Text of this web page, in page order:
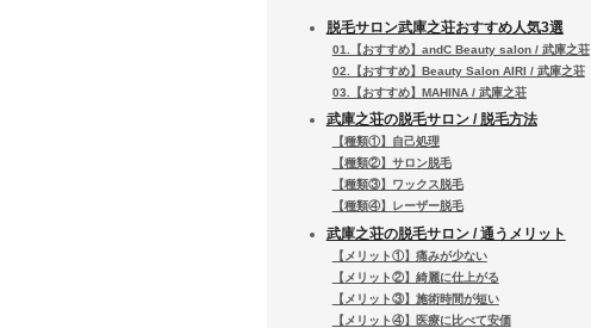
脱毛サロン武庫之荘おすすめ人気3選
01.【おすすめ】andC Beauty salon / 武庫之荘
02.【おすすめ】Beauty Salon AIRI / 武庫之荘
03.【おすすめ】MAHINA / 武庫之荘
武庫之荘の脱毛サロン / 脱毛方法
【種類①】自己処理
【種類②】サロン脱毛
【種類③】ワックス脱毛
【種類④】レーザー脱毛
武庫之荘の脱毛サロン / 通うメリット
【メリット①】痛みが少ない
【メリット②】綺麗に仕上がる
【メリット③】施術時間が短い
【メリット④】医療に比べて安価